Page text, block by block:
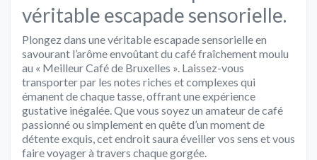
véritable escapade sensorielle.
Plongez dans une véritable escapade sensorielle en
savourant l’arôme envoûtant du café fraîchement moulu
au « Meilleur Café de Bruxelles ». Laissez-vous
transporter par les notes riches et complexes qui
émanent de chaque tasse, offrant une expérience
gustative inégalée. Que vous soyez un amateur de café
passionné ou simplement en quête d’un moment de
détente exquis, cet endroit saura éveiller vos sens et vous
faire voyager à travers chaque gorgée.